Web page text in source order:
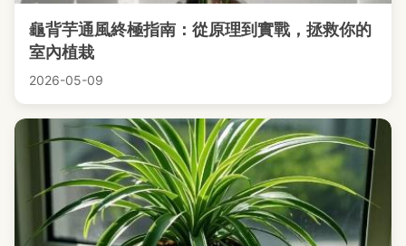
龜背芋通風終極指南：從原理到實戰，拯救你的
室內植栽
2026-05-09